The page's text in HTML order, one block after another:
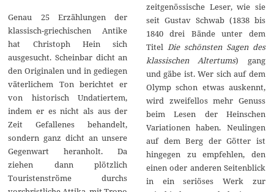
Genau 25 Erzählungen der
klassisch-griechischen Antike
hat Christoph Hein sich
ausgesucht. Scheinbar dicht an
den Originalen und in gediegen
väterlichem Ton berichtet er
von historisch Undatiertem,
indem er es nicht als aus der
Zeit Gefallenes behandelt,
sondern ganz dicht an unsere
Gegenwart heranholt. Da
ziehen dann plötzlich
Touristenströme durchs
zeitgenössische Leser, wie sie
seit Gustav Schwab (1838 bis
1840 drei Bände unter dem
Titel Die schönsten Sagen des
klassischen Altertums) gang
und gäbe ist. Wer sich auf dem
Olymp schon etwas auskennt,
wird zweifellos mehr Genuss
beim Lesen der Heinschen
Variationen haben. Neulingen
auf dem Berg der Götter ist
hingegen zu empfehlen, den
einen oder anderen Seitenblick
in ein seriöses Werk zur